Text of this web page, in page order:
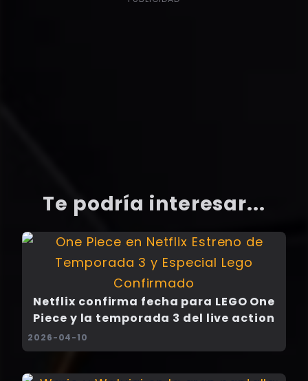
Te podría interesar...
Netflix confirma fecha para LEGO One
Piece y la temporada 3 del live action
2026-04-10